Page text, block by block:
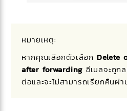
หมายเหตุ:
หากคุณเลือกตัวเลือก Delete
after forwarding อีเมลจะถูก
ต่อและจะไม่สามารถเรียกคืนผ่